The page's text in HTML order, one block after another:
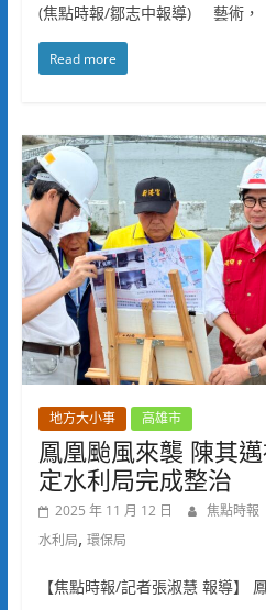
(焦點時報/鄒志中報導) 藝術，
Read more
地方大小事 高雄市
鳳凰颱風來襲 陳其
定水利局完成整治
2025 年 11 月 12 日 焦點時報
水利局, 環保局
【焦點時報/記者張淑慧 報導】